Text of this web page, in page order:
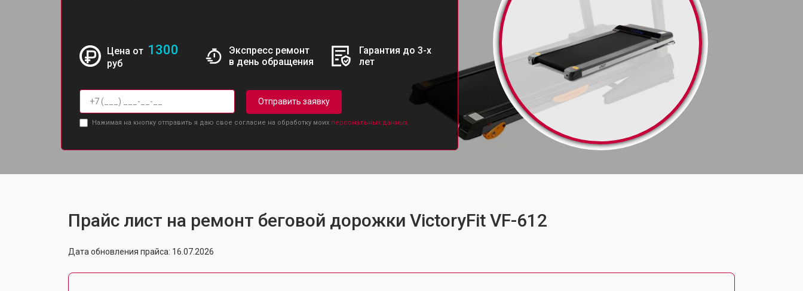
Цена от 1300
руб
Экспресс ремонт
в день обращения
Гарантия до 3-х
лет
Отправить заявку
Нажимая на кнопку отправить я даю свое согласие на обработку моих персональных данных.
Прайс лист на ремонт беговой дорожки VictoryFit VF-612
Дата обновления прайса: 16.07.2026